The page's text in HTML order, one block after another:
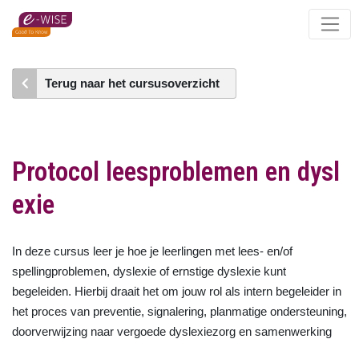
Skip
content
Terug naar het cursusoverzicht
Protocol leesproblemen en dysl
exie
In deze cursus leer je hoe je leerlingen met lees- en/of
spellingproblemen, dyslexie of ernstige dyslexie kunt
begeleiden. Hierbij draait het om jouw rol als intern begeleider in
het proces van preventie, signalering, planmatige ondersteuning,
doorverwijzing naar vergoede dyslexiezorg en samenwerking